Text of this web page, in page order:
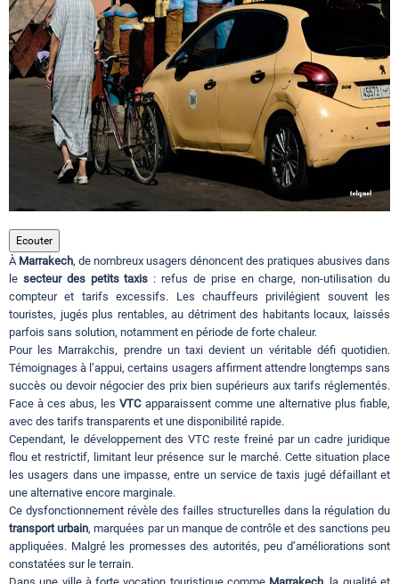
Tourisme
Régions
Hotels
Contact
Ecouter
À Marrakech, de nombreux usagers dénoncent des pratiques abusives dans
le secteur des petits taxis : refus de prise en charge, non-utilisation du
compteur et tarifs excessifs. Les chauffeurs privilégient souvent les
touristes, jugés plus rentables, au détriment des habitants locaux, laissés
parfois sans solution, notamment en période de forte chaleur.
Pour les Marrakchis, prendre un taxi devient un véritable défi quotidien.
Témoignages à l’appui, certains usagers affirment attendre longtemps sans
succès ou devoir négocier des prix bien supérieurs aux tarifs réglementés.
Face à ces abus, lesVTCapparaissent comme une alternative plus fiable,
avec des tarifs transparents et une disponibilité rapide.
Cependant, le développement des VTC reste freiné par un cadre juridique
flou et restrictif, limitant leur présence sur le marché. Cette situation place
les usagers dans une impasse, entre un service de taxis jugé défaillant et
une alternative encore marginale.
Ce dysfonctionnement révèle des failles structurelles dans la régulation du
transport urbain, marquées par un manque de contrôle et des sanctions peu
appliquées. Malgré les promesses des autorités, peu d’améliorations sont
constatées sur le terrain.